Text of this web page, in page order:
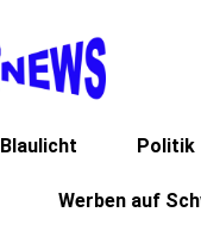
Blaulicht Politik
Werben auf